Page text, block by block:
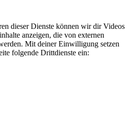
dieser Dienste können wir dir Videos
anzeigen, die von externen
Mit deiner Einwilligung setzen
folgende Drittdienste ein: